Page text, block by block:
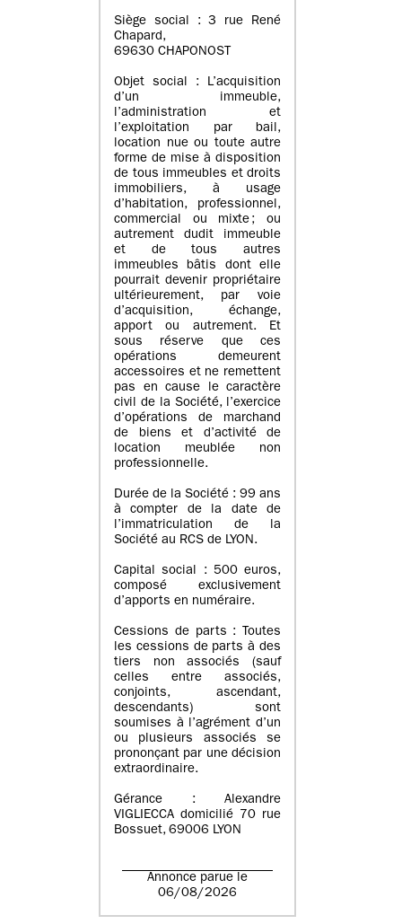
Siège social : 3 rue René
Chapard,
69630 CHAPONOST
Objet social : L’acquisition
d’un immeuble,
l’administration et
l’exploitation par bail,
location nue ou toute autre
forme de mise à disposition
de tous immeubles et droits
immobiliers, à usage
d’habitation, professionnel,
commercial ou mixte ; ou
autrement dudit immeuble
et de tous autres
immeubles bâtis dont elle
pourrait devenir propriétaire
ultérieurement, par voie
d’acquisition, échange,
apport ou autrement. Et
sous réserve que ces
opérations demeurent
accessoires et ne remettent
pas en cause le caractère
civil de la Société, l’exercice
d’opérations de marchand
de biens et d’activité de
location meublée non
professionnelle.
Durée de la Société : 99 ans
à compter de la date de
l’immatriculation de la
Société au RCS de LYON.
Capital social : 500 euros,
composé exclusivement
d’apports en numéraire.
Cessions de parts : Toutes
les cessions de parts à des
tiers non associés (sauf
celles entre associés,
conjoints, ascendant,
descendants) sont
soumises à l’agrément d’un
ou plusieurs associés se
prononçant par une décision
extraordinaire.
Gérance : Alexandre
VIGLIECCA domicilié 70 rue
Bossuet, 69006 LYON
Annonce parue le
06/08/2026